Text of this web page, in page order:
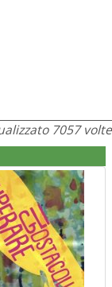
7057 volte